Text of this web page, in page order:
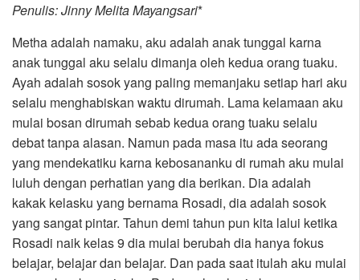
Penulis: Jinny Melita Mayangsari*
Metha adalah namaku, aku adalah anak tunggal karna
anak tunggal aku selalu dimanja oleh kedua orang tuaku.
Ayah adalah sosok yang paling memanjaku setiap hari aku
selalu menghabiskan waktu dirumah. Lama kelamaan aku
mulai bosan dirumah sebab kedua orang tuaku selalu
debat tanpa alasan. Namun pada masa itu ada seorang
yang mendekatiku karna kebosananku di rumah aku mulai
luluh dengan perhatian yang dia berikan. Dia adalah
kakak kelasku yang bernama Rosadi, dia adalah sosok
yang sangat pintar. Tahun demi tahun pun kita lalui ketika
Rosadi naik kelas 9 dia mulai berubah dia hanya fokus
belajar, belajar dan belajar. Dan pada saat itulah aku mulai